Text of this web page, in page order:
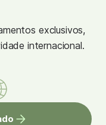
exclusivos,
internacional.